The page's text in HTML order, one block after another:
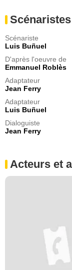
Scénaristes
Scénariste
Luis Buñuel
D'après l'oeuvre de
Emmanuel Roblès
Adaptateur
Jean Ferry
Adaptateur
Luis Buñuel
Dialoguiste
Jean Ferry
Acteurs et